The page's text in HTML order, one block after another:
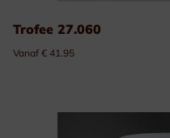
Trofee 27.060
Vanaf € 41.95